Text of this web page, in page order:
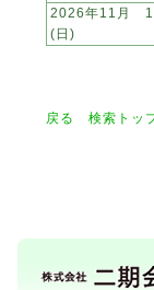
2026年11月 1
(日)
戻る 検索トッ